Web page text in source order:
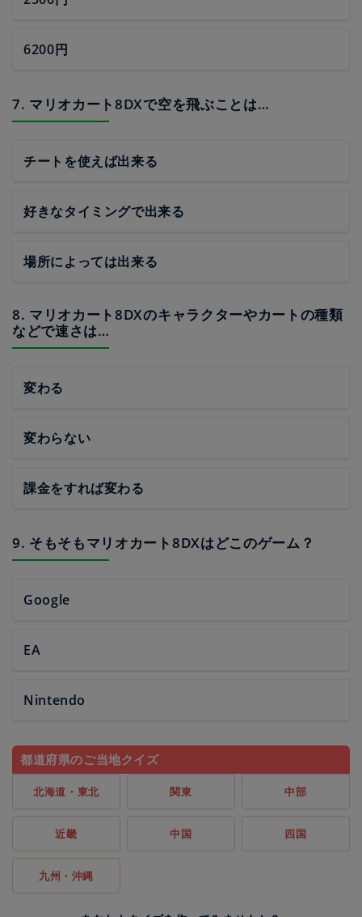
6200円
7. マリオカート8DXで空を飛ぶことは…
チートを使えば出来る
好きなタイミングで出来る
場所によっては出来る
8. マリオカート8DXのキャラクターやカートの種類
などで速さは…
変わる
変わらない
課金をすれば変わる
9. そもそもマリオカート8DXはどこのゲーム？
Google
EA
Nintendo
都道府県のご当地クイズ
北海道・東北 関東 中部
近畿 中国 四国
九州・沖縄